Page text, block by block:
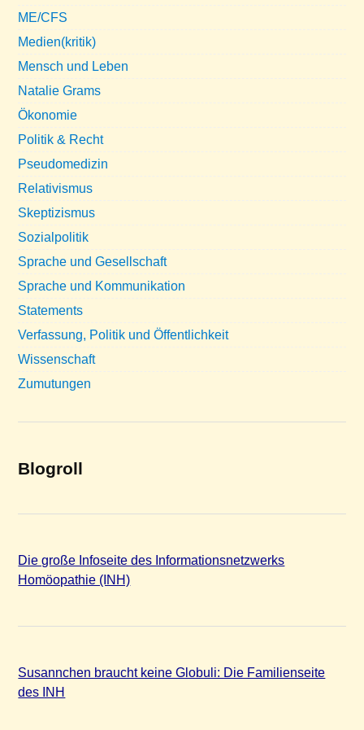
ME/CFS
Medien(kritik)
Mensch und Leben
Natalie Grams
Ökonomie
Politik & Recht
Pseudomedizin
Relativismus
Skeptizismus
Sozialpolitik
Sprache und Gesellschaft
Sprache und Kommunikation
Statements
Verfassung, Politik und Öffentlichkeit
Wissenschaft
Zumutungen
Blogroll
Die große Infoseite des Informationsnetzwerks
Homöopathie (INH)
Susannchen braucht keine Globuli: Die Familienseite
des INH